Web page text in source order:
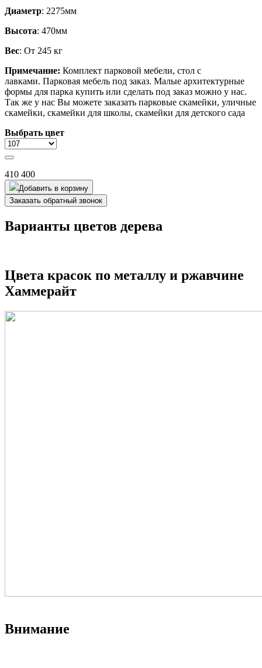
Диаметр: 2275мм
Высота: 470мм
Вес: От 245 кг
Примечание: Комплект парковой мебели, стол с
лавками. Парковая мебель под заказ. Малые архитектурные
формы для парка купить или сделать под заказ можно у нас.
Так же у нас Вы можете заказать парковые скамейки, уличные
скамейки, скамейки для школы, скамейки для детского сада
Выбрать цвет
410 400
Добавить в корзину
Заказать обратный звонок
Варианты цветов дерева
Цвета красок по металлу и ржавчине
Хаммерайт
Внимание